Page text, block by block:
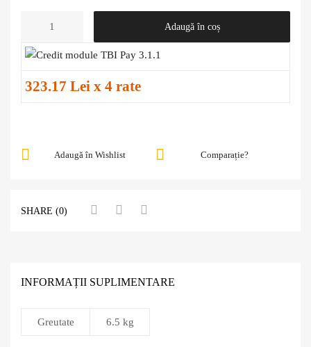
Adaugă în coș
323.17 Lei x 4 rate
Comparație?
Adaugă în Wishlist
SHARE (0)
INFORMAȚII SUPLIMENTARE
Greutate 6.5 kg